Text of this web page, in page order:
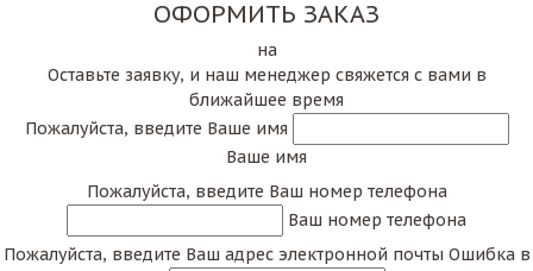
ОФОРМИТЬ ЗАКАЗ
на
Оставьте заявку, и наш менеджер свяжется с вами в
ближайшее время
Пожалуйста, введите Ваше имя
Ваше имя
Пожалуйста, введите Ваш номер телефона
Ваш номер телефона
Пожалуйста, введите Ваш адрес электронной почты Ошибка в